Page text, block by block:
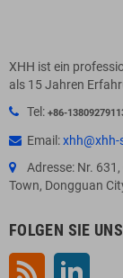
XHH ist ein
als 15 Jahren
Tel: +86-
Email:
Adresse: Nr.
Town, Dongguan
FOLGEN SIE UNS
RSS